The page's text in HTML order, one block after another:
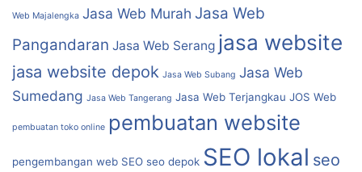
Web Majalengka Jasa Web Murah Jasa Web
Pangandaran Jasa Web Serang jasa website
jasa website depok Jasa Web Subang Jasa Web
Sumedang Jasa Web Tangerang Jasa Web Terjangkau JOS Web
pembuatan toko online pembuatan website
pengembangan web SEO seo depok SEO lokal seo